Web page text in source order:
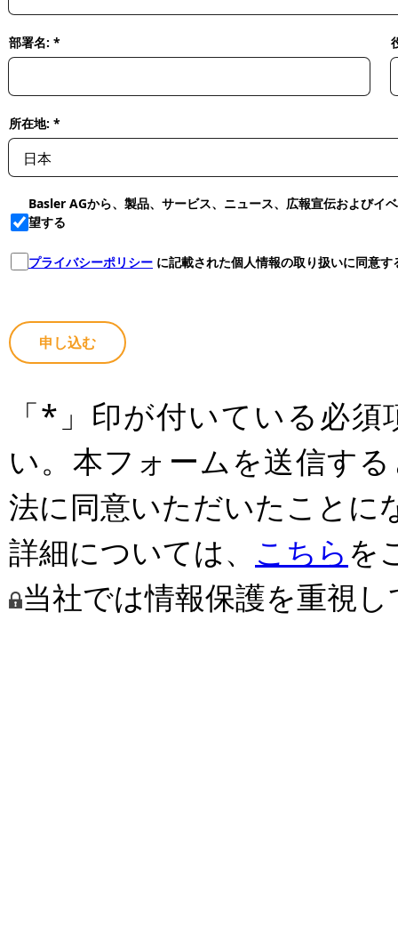
部署名: *
所在地: *
Basler AGから、製品、サービス、ニュース、広報宣伝およびイ
望する
プライバシーポリシー に記載された個人情報の取り扱いに同意す
申し込む
「*」印が付いている必
い。本フォームを送信す
法に同意いただいたことに
詳細については、 こちら を
当社では情報保護を重視